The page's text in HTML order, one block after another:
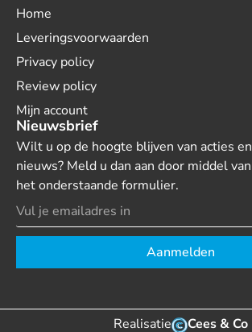
Home
Leveringsvoorwaarden
Privacy policy
Review policy
Mijn account
Nieuwsbrief
Wilt u op de hoogte blijven van acties en
nieuws? Meld u dan aan door middel van
het onderstaande formulier.
Aanmelden
Realisatie Cees & Co